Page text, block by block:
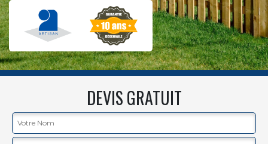
DEVIS GRATUIT